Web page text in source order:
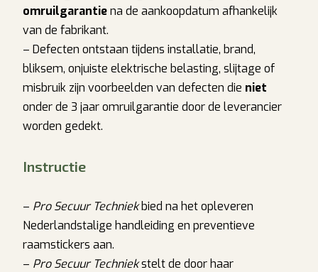
omruilgarantiena de aankoopdatum afhankelijk
van de fabrikant.
– Defecten ontstaan tijdens installatie, brand,
bliksem, onjuiste elektrische belasting, slijtage of
misbruik zijn voorbeelden van defecten die niet
onder de 3 jaar omruilgarantie door de leverancier
worden gedekt.
Instructie
– Pro Secuur Techniekbied na het opleveren
Nederlandstalige handleiding en preventieve
raamstickers aan.
– Pro Secuur Techniekstelt de door haar